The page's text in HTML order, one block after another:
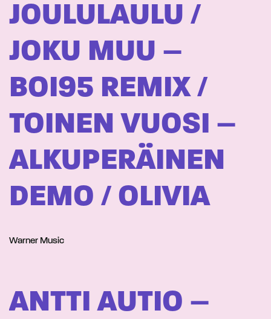
JOULULAULU /
JOKU MUU –
BOI95 REMIX /
TOINEN VUOSI –
ALKUPERÄINEN
DEMO / OLIVIA
Warner Music
ANTTI AUTIO –